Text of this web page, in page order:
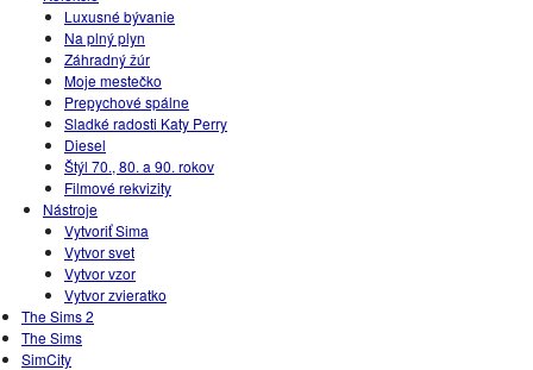
Luxusné bývanie
Na plný plyn
Záhradný žúr
Moje mestečko
Prepychové spálne
Sladké radosti Katy Perry
Diesel
Štýl 70., 80. a 90. rokov
Filmové rekvizity
Nástroje
Vytvoriť Sima
Vytvor svet
Vytvor vzor
Vytvor zvieratko
The Sims 2
The Sims
SimCity